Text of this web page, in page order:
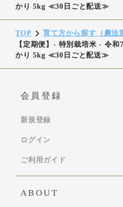
かり 5kg ≪30日ごと配送≫
TOP
育て方から探す（農法
【定期便】- 特別栽培米 - 令
かり 5kg ≪30日ごと配送≫
会員登録
新規登録
ログイン
ご利用ガイド
ABOUT